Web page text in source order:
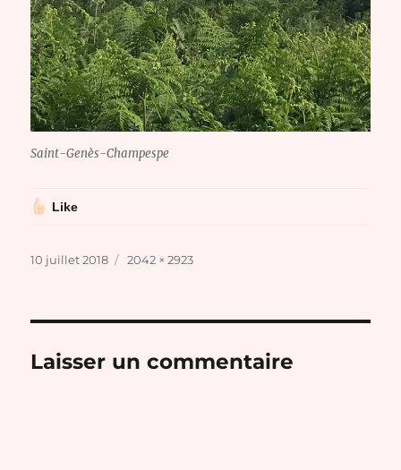
Saint-Genès-Champespe
Like
Publié
10 juillet 2018
Taille
2042 × 2923
Laisser un commentaire